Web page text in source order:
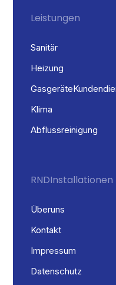
Leistungen
Sanitär
Heizung
Gasgeräte
Klima
Abflussreinigung
RND Installationen
Über uns
Kontakt
Impressum
Datenschutz